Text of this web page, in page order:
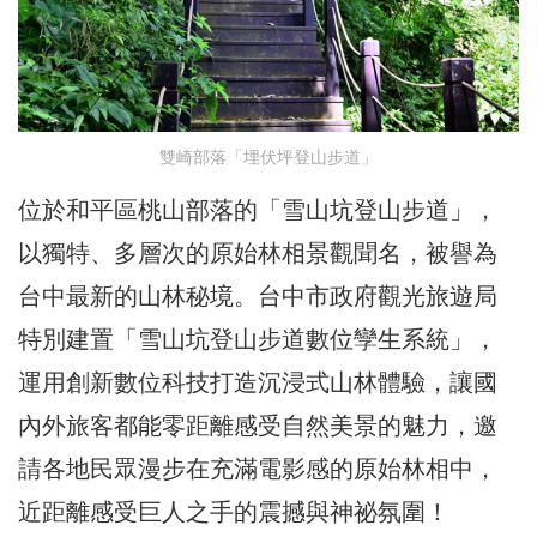
雙崎部落「埋伏坪登山步道」
位於和平區桃山部落的「雪山坑登山步道」，
以獨特、多層次的原始林相景觀聞名，被譽為
台中最新的山林秘境。台中市政府觀光旅遊局
特別建置「雪山坑登山步道數位孿生系統」，
運用創新數位科技打造沉浸式山林體驗，讓國
內外旅客都能零距離感受自然美景的魅力，邀
請各地民眾漫步在充滿電影感的原始林相中，
近距離感受巨人之手的震撼與神祕氛圍！